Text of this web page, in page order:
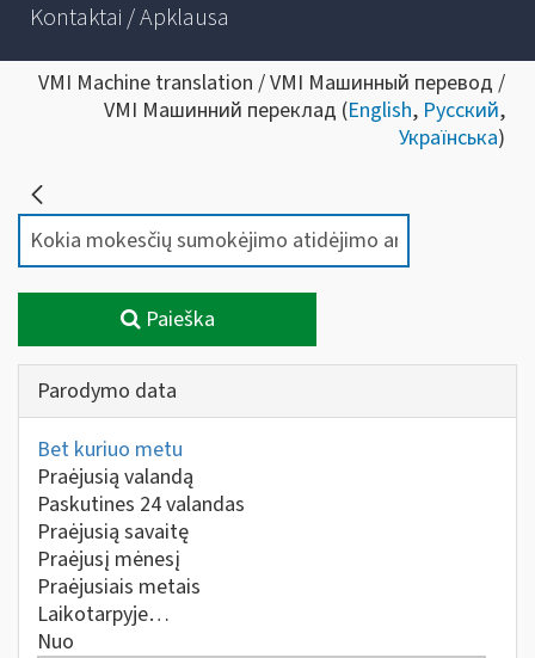
Kontaktai / Apklausa
VMI Machine translation / VMI Машинный перевод /
VMI Машинний переклад (English, Русский,
Українська)
Paieška
Parodymo data
Bet kuriuo metu
Praėjusią valandą
Paskutines 24 valandas
Praėjusią savaitę
Praėjusį mėnesį
Praėjusiais metais
Laikotarpyje…
Nuo